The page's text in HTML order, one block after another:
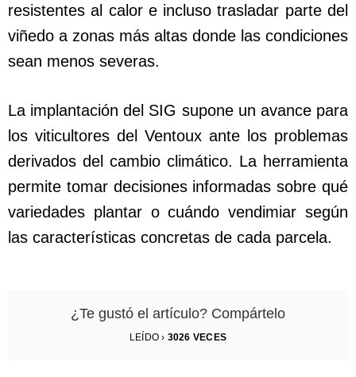
resistentes al calor e incluso trasladar parte del
viñedo a zonas más altas donde las condiciones
sean menos severas.
La implantación del SIG supone un avance para
los viticultores del Ventoux ante los problemas
derivados del cambio climático. La herramienta
permite tomar decisiones informadas sobre qué
variedades plantar o cuándo vendimiar según
las características concretas de cada parcela.
¿Te gustó el artículo? Compártelo
LEÍDO › 3026 VECES